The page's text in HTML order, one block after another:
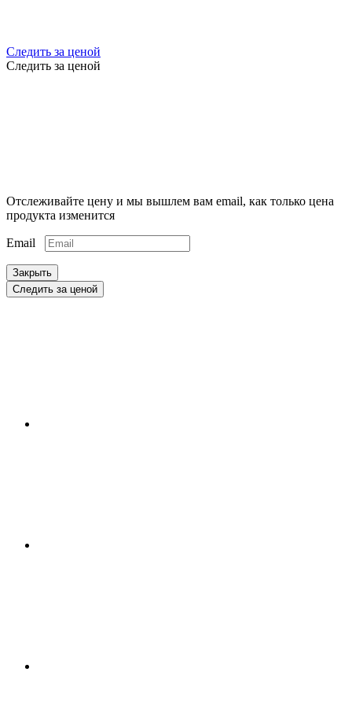
Следить за ценой
Следить за ценой
Отслеживайте цену и мы вышлем вам email, как только цена
продукта изменится
Email
Закрыть
Следить за ценой